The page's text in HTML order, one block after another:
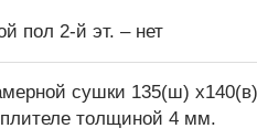
пол 2-й эт. – нет
сушки 135(ш)
толщиной 4 мм.